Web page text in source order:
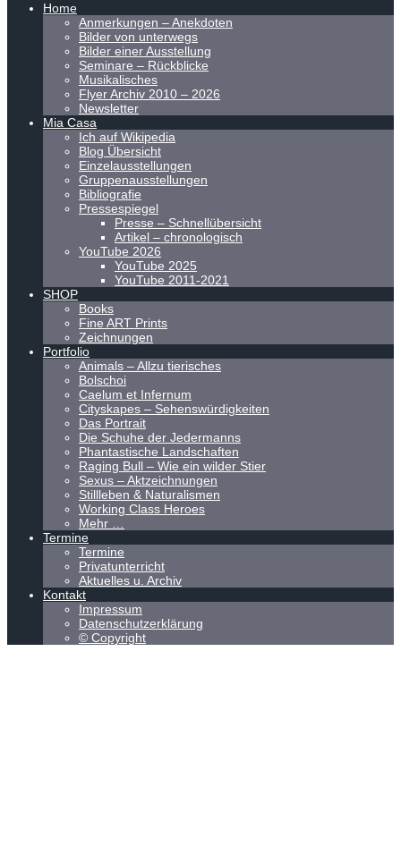
Home
Anmerkungen – Anekdoten
Bilder von unterwegs
Bilder einer Ausstellung
Seminare – Rückblicke
Musikalisches
Flyer Archiv 2010 – 2026
Newsletter
Mia Casa
Ich auf Wikipedia
Blog Übersicht
Einzelausstellungen
Gruppenausstellungen
Bibliografie
Pressespiegel
Presse – Schnellübersicht
Artikel – chronologisch
YouTube 2026
YouTube 2025
YouTube 2011-2021
SHOP
Books
Fine ART Prints
Zeichnungen
Portfolio
Animals – Allzu tierisches
Bolschoi
Caelum et Infernum
Cityskapes – Sehenswürdigkeiten
Das Portrait
Die Schuhe der Jedermanns
Phantastische Landschaften
Raging Bull – Wie ein wilder Stier
Sexus – Aktzeichnungen
Stillleben & Naturalismen
Working Class Heroes
Mehr …
Termine
Termine
Privatunterricht
Aktuelles u. Archiv
Kontakt
Impressum
Datenschutzerklärung
© Copyright